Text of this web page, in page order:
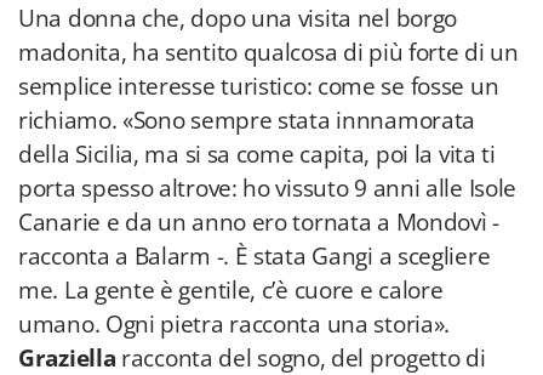
Una donna che, dopo una visita nel borgo
madonita, ha sentito qualcosa di più forte di un
semplice interesse turistico: come se fosse un
richiamo. «Sono sempre stata innnamorata
della Sicilia, ma si sa come capita, poi la vita ti
porta spesso altrove: ho vissuto 9 anni alle Isole
Canarie e da un anno ero tornata a Mondovì -
racconta a Balarm -. È stata Gangi a scegliere
me. La gente è gentile, c’è cuore e calore
umano. Ogni pietra racconta una storia».
Graziella racconta del sogno, del progetto di